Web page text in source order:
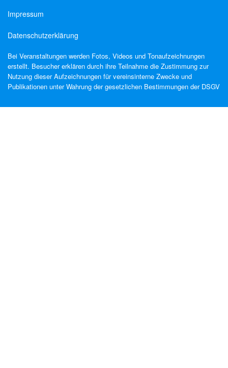
Impressum
Datenschutzerklärung
Bei Veranstaltungen werden Fotos, Videos und Tonaufzeichnungen
erstellt. Besucher erklären durch ihre Teilnahme die Zustimmung zur
Nutzung dieser Aufzeichnungen für vereinsinterne Zwecke und
Publikationen unter Wahrung der gesetzlichen Bestimmungen der DSGV